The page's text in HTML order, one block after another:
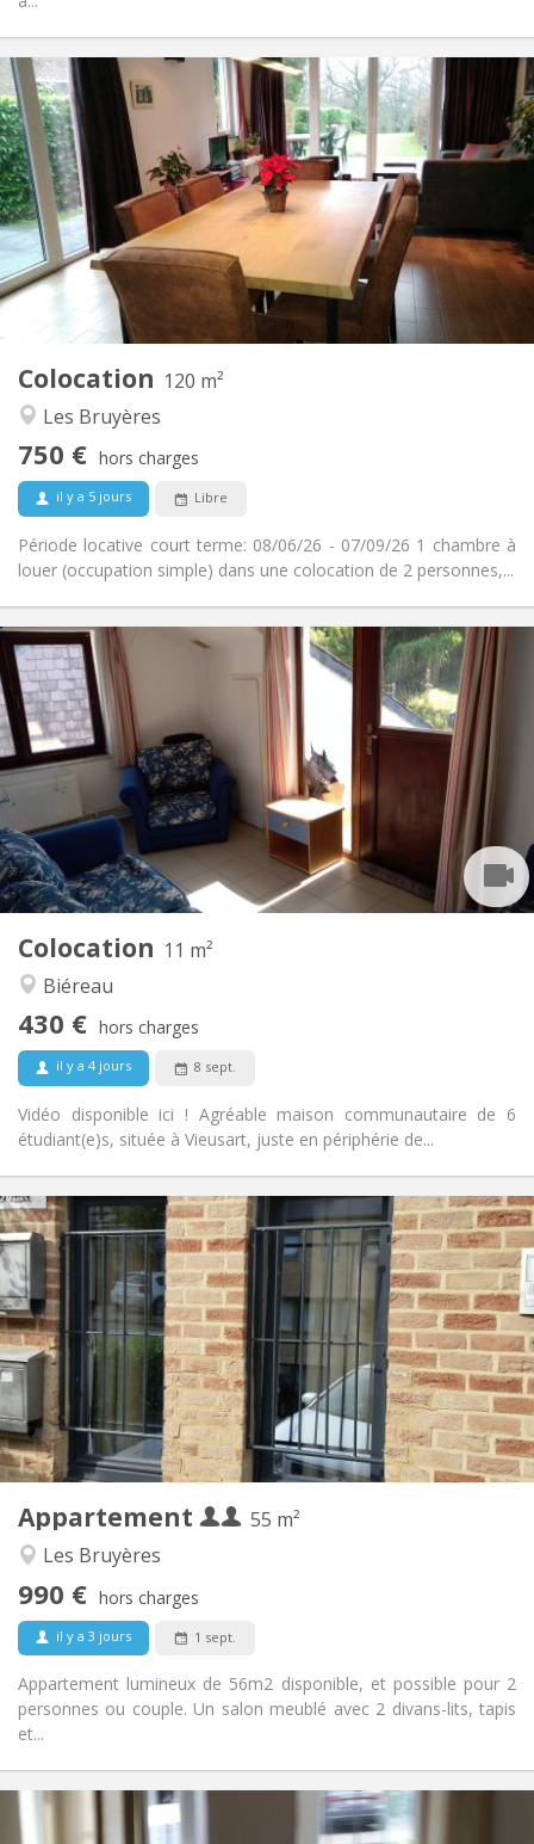
Colocation 120 m²
Les Bruyères
750 € hors charges
il y a 5 jours Libre
Période locative court terme: 08/06/26 - 07/09/26 1 chambre à
louer (occupation simple) dans une colocation de 2 personnes,...
Infos Pratiques
Loyer:
750 €
Charges:
50 €
Durée:
3-4 mois, vacances d'été
Domiciliation:
Non
Aménagement
Salle de bain:
Privée
Cuisine:
Commune
Superficie:
120 m
Pièces privées:
2
Calme, studieuse, chaleureuse
Colocation 11 m²
Biéreau
430 € hors charges
il y a 4 jours 8 sept.
Vidéo disponible ici ! Agréable maison communautaire de 6
étudiant(e)s, située à Vieusart, juste en périphérie de...
Infos Pratiques
Loyer:
430 €
Charges:
100 €
Durée:
12 mois
Domiciliation:
Acceptée
Aménagement
Salle de bain:
Commune
Cuisine:
Commune
Superficie:
11 m
2
Pièces privées:
Appartement
55 m²
Les Bruyères
990 € hors charges
il y a 3 jours 1 sept.
Appartement lumineux de 56m2 disponible, et possible pour 2
personnes ou couple. Un salon meublé avec 2 divans-lits, tapis
et...
Infos Pratiques
Loyer:
990 € (495 €/pers.)
Charges:
260 € (130 €/pers.)
Durée:
12 mois, 5-6 mois
Domiciliation:
Non
Aménagement
Salle de bain:
Privée
Cuisine:
Privée (pièce distincte)
Superficie:
55 m
2
Pièces privées:
4
Calme, studieuse, chaleureuse
Infos Pratiques